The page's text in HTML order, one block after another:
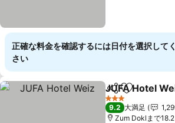
正確な料金を確認するには日付を選択して
さい
シェアお気に入り
JUFA Hotel
3 ホテルのランク
9.2 大満足
Zum Doklまで